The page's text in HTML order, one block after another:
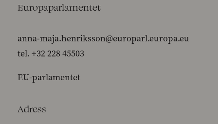
Europaparlamentet
anna-maja.henriksson@europarl.europa.eu
tel. +32 228 45503
EU-parlamentet
Adress